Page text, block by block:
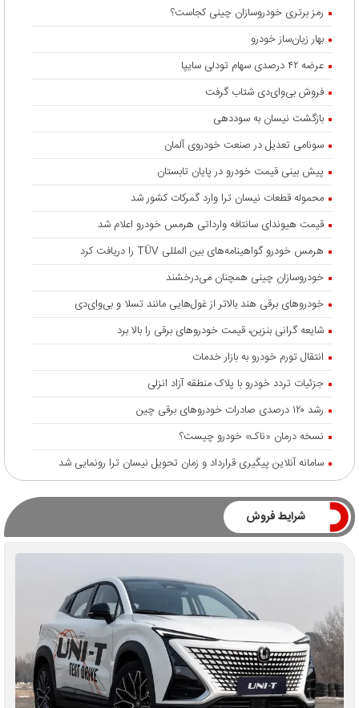
رمز برتری خودروسازان چینی کجاست؟
بهار زیان‌ساز خودرو
عرضه ۴۲ درصدی سهام تودلی سایپا
فروش بی‌وای‌دی شتاب گرفت
بازگشت نیسان به سوددهی
سونامی تعدیل در صنعت خودروی آلمان
پیش بینی قیمت خودرو در پایان تابستان
محموله قطعات نیسان ترا وارد گمرکات کشور شد
قیمت هیوندای سانتافه وارداتی هرمس خودرو اعلام شد
هرمس خودرو گواهینامه‌های بین المللی TÜV را دریافت کرد
خودروسازان چینی همچنان می‌درخشند
خودروهای برقی هند بالاتر از غول‌هایی مانند تسلا و بی‌وای‌دی
شایعه گرانی بنزین، قیمت خودروهای برقی را بالا برد
انتقال تورم خودرو به بازار خدمات
جزئیات تردد خودرو با پلاک منطقه آزاد انزلی
رشد ۱۲۰ درصدی صادرات خودروهای برقی چین
نسخه درمان «ناک» خودرو چیست؟
سامانه آنلاین پیگیری قرارداد‌ و زمان تحویل نیسان ترا رونمایی شد
شرایط فروش